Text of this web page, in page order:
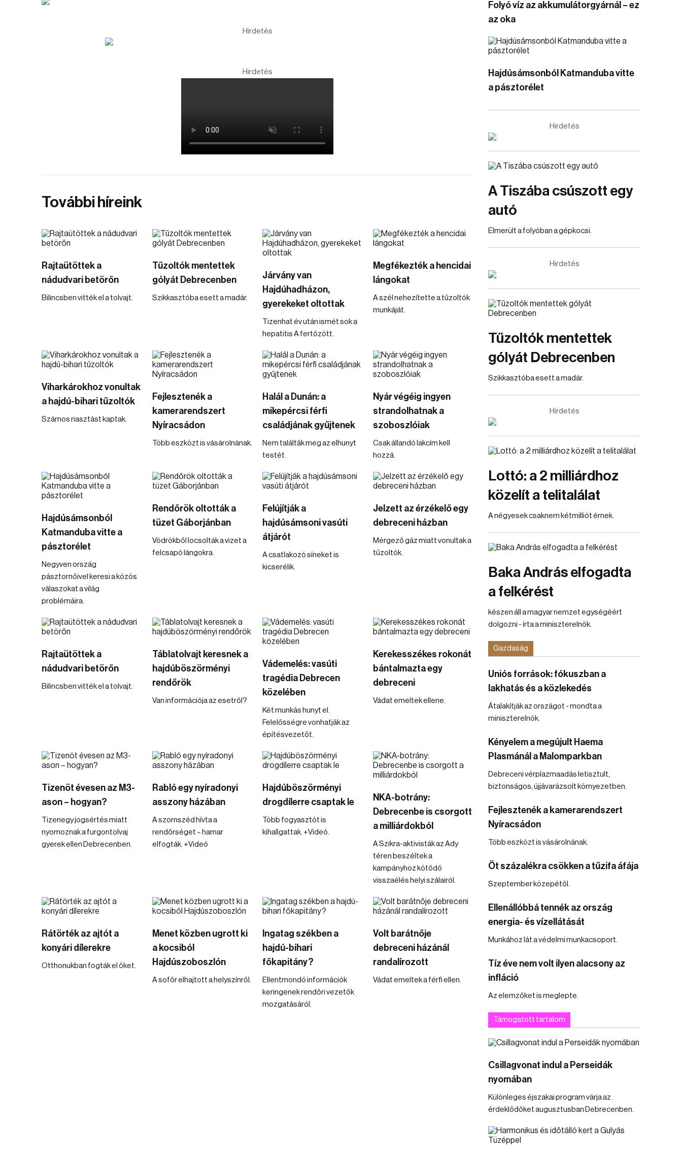
Hirdetés
Hirdetés
További híreink
Rajtaütöttek a
nádudvari betörőn
Bilincsben vitték el a tolvajt.
Tűzoltók mentettek
gólyát Debrecenben
Szikkasztóba esett a madár.
Járvány van
Hajdúhadházon,
gyerekeket oltottak
Tizenhat év után ismét sok a
hepatitis A fertőzött.
Megfékezték a hencidai
lángokat
A szél nehezítette a tűzoltók
munkáját.
Viharkárokhoz vonultak
a hajdú-bihari tűzoltók
Számos riasztást kaptak.
Fejlesztenék a
kamerarendszert
Nyíracsádon
Több eszközt is vásárolnának.
Halál a Dunán: a
mikepércsi férfi
családjának gyűjtenek
Nem találták meg az elhunyt
testét.
Nyár végéig ingyen
strandolhatnak a
szoboszlóiak
Csak állandó lakcím kell
hozzá.
Hajdúsámsonból
Katmanduba vitte a
pásztorélet
Negyven ország
pásztornőivel keresi a közös
válaszokat a világ
problémáira.
Rendőrök oltották a
tüzet Gáborjánban
Vödrökből locsolták a vizet a
felcsapó lángokra.
Felújítják a
hajdúsámsoni vasúti
átjárót
A csatlakozó síneket is
kicserélik.
Jelzett az érzékelő egy
debreceni házban
Mérgező gáz miatt vonultak a
tűzoltók.
Rajtaütöttek a
nádudvari betörőn
Bilincsben vitték el a tolvajt.
Táblatolvajt keresnek a
hajdúböszörményi
rendőrök
Van információja az esetről?
Vádemelés: vasúti
tragédia Debrecen
közelében
Két munkás hunyt el.
Felelősségre vonhatják az
építésvezetőt.
Kerekesszékes rokonát
bántalmazta egy
debreceni
Vádat emeltek ellene.
Tizenöt évesen az M3-
ason – hogyan?
Tizenegy jogsértés miatt
nyomoznak a furgontolvaj
gyerek ellen Debrecenben.
Rabló egy nyíradonyi
asszony házában
A szomszéd hívta a
rendőrséget – hamar
elfogták. +Videó
Hajdúböszörményi
drogdílerre csaptak le
Több fogyasztót is
kihallgattak. +Videó.
NKA-botrány:
Debrecenbe is csorgott
a milliárdokból
A Szikra-aktivisták az Ady
téren beszéltek a
kampányhoz kötődő
visszaélés helyi szálairól.
Rátörték az ajtót a
konyári dílerekre
Otthonukban fogták el őket.
Menet közben ugrott ki
a kocsiból
Hajdúszoboszlón
A sofőr elhajtott a helyszínről.
Ingatag székben a
hajdú-bihari
főkapitány?
Ellentmondó információk
keringenek rendőri vezetők
mozgatásáról.
Volt barátnője
debreceni házánál
randalírozott
Vádat emeltek a férfi ellen.
Folyó víz az akkumulátorgyárnál – ez
az oka
Hajdúsámsonból Katmanduba vitte
a pásztorélet
Hirdetés
A Tiszába csúszott egy
autó
Elmerült a folyóban a gépkocsi.
Hirdetés
Tűzoltók mentettek
gólyát Debrecenben
Szikkasztóba esett a madár.
Hirdetés
Lottó: a 2 milliárdhoz
közelít a telitalálat
A négyesek csaknem kétmilliót érnek.
Baka András elfogadta
a felkérést
készen áll a magyar nemzet egységéért
dolgozni - írta a miniszterelnök.
Gazdaság
Uniós források: fókuszban a
lakhatás és a közlekedés
Átalakítják az országot - mondta a
miniszterelnök.
Kényelem a megújult Haema
Plasmánál a Malomparkban
Debreceni vérplazmaadás letisztult,
biztonságos, újjávarázsolt környezetben.
Fejlesztenék a kamerarendszert
Nyíracsádon
Több eszközt is vásárolnának.
Öt százalékra csökken a tűzifa áfája
Szeptember közepétől.
Ellenállóbbá tennék az ország
energia- és vízellátását
Munkához lát a védelmi munkacsoport.
Tíz éve nem volt ilyen alacsony az
infláció
Az elemzőket is meglepte.
Támogatott tartalom
Csillagvonat indul a Perseidák
nyomában
Különleges éjszakai program várja az
érdeklődőket augusztusban Debrecenben.